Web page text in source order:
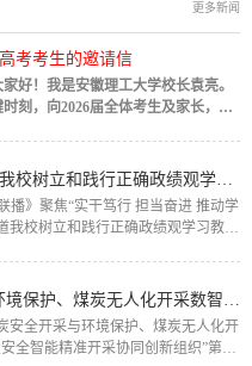
更多新闻
考考生的邀请信
好！我是安徽理工大学校长袁亮。
刻，向2026届全体考生及家长，送
始终坚守工业报国初心、能源兴国
天、集成电路、交通工程等硬核攻关
《安徽新闻联播》报道我校树立和践行正确政绩观学习教育工作
播》聚焦“实干笃行 担当奋进 推动学
我校树立和践行正确政绩观学习教育
建目标，制定实施方案，明确18项
查摆问题14个，列出具体表现28
保学习教育走深走实、见行见效。报
“深部煤炭安全开采与环境保护、煤炭无人化开采数智技术”研讨会暨“煤炭安全智能精准开采协同创新组织”第九届国际学术研讨会开幕
安全开采与环境保护、煤炭无人化开
全智能精准开采协同创新组织”第九